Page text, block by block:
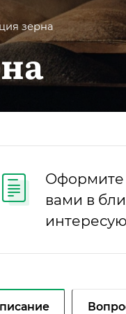
зерна
Оформите
вами в